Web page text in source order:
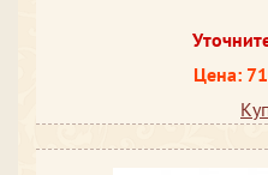
Цена: